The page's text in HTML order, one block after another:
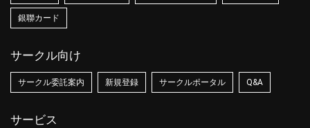
銀聯カード
サークル向け
サークル委託案内 新規登録 サークルポータル Q&A
サービス